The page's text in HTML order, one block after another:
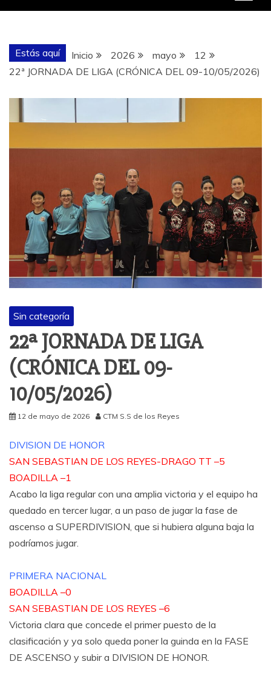
Estás aquí Inicio 2026 mayo
12
22ª JORNADA DE LIGA (CRÓNICA DEL 09-10/05/2026)
Sin categoría
22ª JORNADA DE LIGA
(CRÓNICA DEL 09-
10/05/2026)
12 de mayo de 2026 CTM S.S de los Reyes
DIVISION DE HONOR
SAN SEBASTIAN DE LOS REYES-DRAGO TT –5
BOADILLA –1
Acabo la liga regular con una amplia victoria y el equipo ha
quedado en tercer lugar, a un paso de jugar la fase de
ascenso a SUPERDIVISION, que si hubiera alguna baja la
podríamos jugar.
PRIMERA NACIONAL
BOADILLA –0
SAN SEBASTIAN DE LOS REYES –6
Victoria clara que concede el primer puesto de la
clasificación y ya solo queda poner la guinda en la FASE
DE ASCENSO y subir a DIVISION DE HONOR.